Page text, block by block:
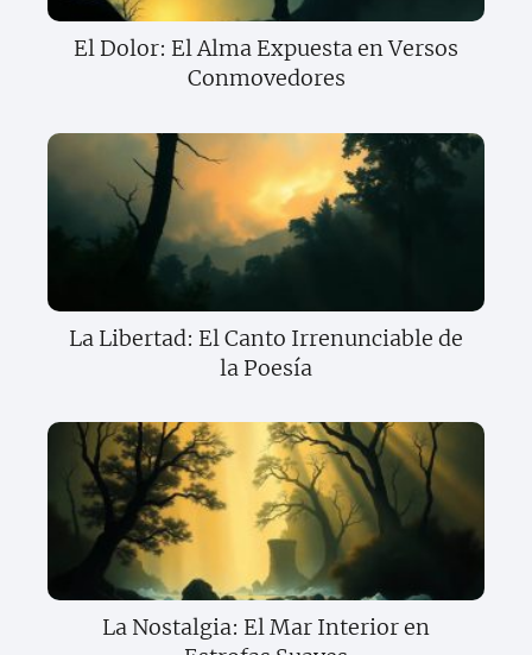
El Dolor: El Alma Expuesta en Versos
Conmovedores
La Libertad: El Canto Irrenunciable de
la Poesía
La Nostalgia: El Mar Interior en